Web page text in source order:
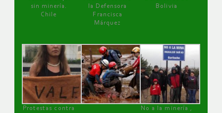
sin minería.
Chile
la Defensora
Francisca
Márquez
Bolivia
Protestas contra
No a la minería ,